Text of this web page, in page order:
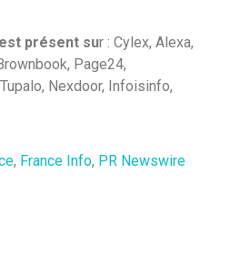
présent sur : Cylex, Alexa,
Page24,
Nexdoor, Infoisinfo,
, France Info, PR Newswire